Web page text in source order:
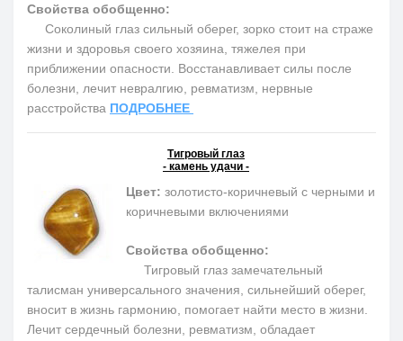
Свойства обобщенно:
Соколиный глаз сильный оберег, зорко стоит на страже
жизни и здоровья своего хозяина, тяжелея при
приближении опасности. Восстанавливает силы после
болезни, лечит невралгию, ревматизм, нервные
расстройства ПОДРОБНЕЕ
Тигровый глаз
- камень удачи -
Цвет: золотисто-коричневый с черными и
коричневыми включениями
Свойства обобщенно:
Тигровый глаз замечательный
талисман универсального значения, сильнейший оберег,
вносит в жизнь гармонию, помогает найти место в жизни.
Лечит сердечный болезни, ревматизм, обладает